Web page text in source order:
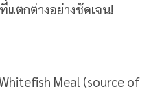
ตกต่างอย่างชัดเจน!
Meal (source of